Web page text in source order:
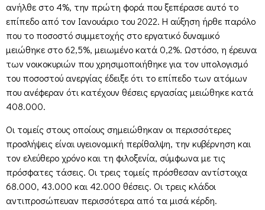
ανήλθε στο 4%, την πρώτη φορά που ξεπέρασε αυτό το
επίπεδο από τον Ιανουάριο του 2022. Η αύξηση ήρθε παρόλο
που το ποσοστό συμμετοχής στο εργατικό δυναμικό
μειώθηκε στο 62,5%, μειωμένο κατά 0,2%. Ωστόσο, η έρευνα
των νοικοκυριών που χρησιμοποιήθηκε για τον υπολογισμό
του ποσοστού ανεργίας έδειξε ότι το επίπεδο των ατόμων
που ανέφεραν ότι κατέχουν θέσεις εργασίας μειώθηκε κατά
408.000.
Οι τομείς στους οποίους σημειώθηκαν οι περισσότερες
προσλήψεις είναι υγειονομική περίθαλψη, την κυβέρνηση και
τον ελεύθερο χρόνο και τη φιλοξενία, σύμφωνα με τις
πρόσφατες τάσεις. Οι τρεις τομείς πρόσθεσαν αντίστοιχα
68.000, 43.000 και 42.000 θέσεις. Οι τρεις κλάδοι
αντιπροσώπευαν περισσότερα από τα μισά κέρδη.